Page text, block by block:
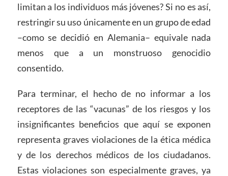
limitan a los individuos más jóvenes? Si no es así,
restringir su uso únicamente en un grupo de edad
–como se decidió en Alemania– equivale nada
menos que a un monstruoso genocidio
consentido.
Para terminar, el hecho de no informar a los
receptores de las “vacunas” de los riesgos y los
insignificantes beneficios que aquí se exponen
representa graves violaciones de la ética médica
y de los derechos médicos de los ciudadanos.
Estas violaciones son especialmente graves, ya